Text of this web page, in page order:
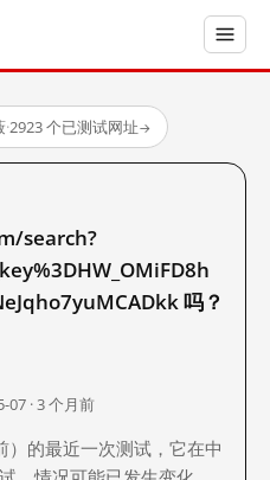
·2923 个已测试网址→
search?
吗？
07 · 3 个月前
的最近一次测试，它在中